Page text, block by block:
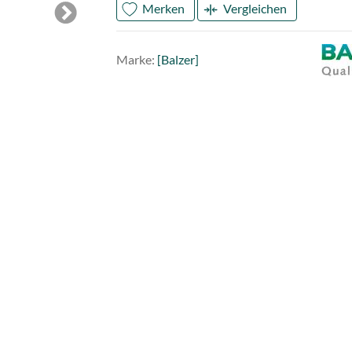
Next
Merken Vergleichen
Marke: [Balzer]